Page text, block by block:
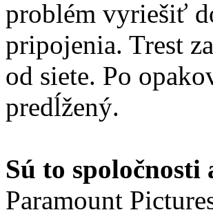
problém vyriešiť
pripojenia. Trest
od siete. Po
predĺžený.
Sú to
Paramount